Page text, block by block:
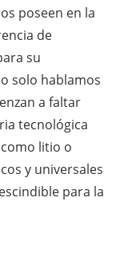
poseen en la
de
su
solo hablamos
a faltar
tecnológica
litio o
y universales
para la